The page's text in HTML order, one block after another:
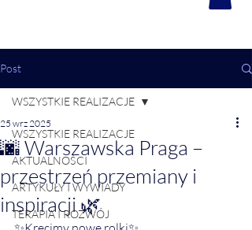
Post
WSZYSTKIE REALIZACJE
AKTUALNOŚCI
ARTYKUŁY I WYWIADY
TERAPIA I ROZWÓJ
WSZYSTKIE REALIZACJE
🌆 Warszawska Praga –
przestrzeń przemiany i
inspiracji 🌿
25 wrz 2025